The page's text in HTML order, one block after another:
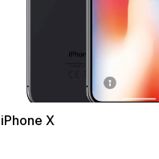
iPhone X